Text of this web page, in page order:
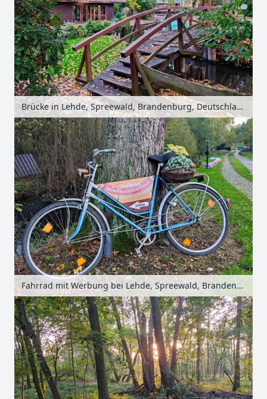
Brücke in Lehde, Spreewald, Brandenburg, Deutschland
Fahrrad mit Werbung bei Lehde, Spreewald, Brandenburg, Deutschland